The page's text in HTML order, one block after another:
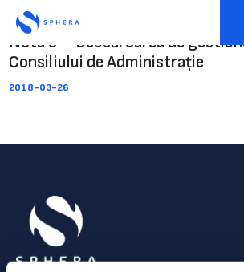
Nota 3 – Descărcarea de
Consiliului de Administrație
2018-03-26